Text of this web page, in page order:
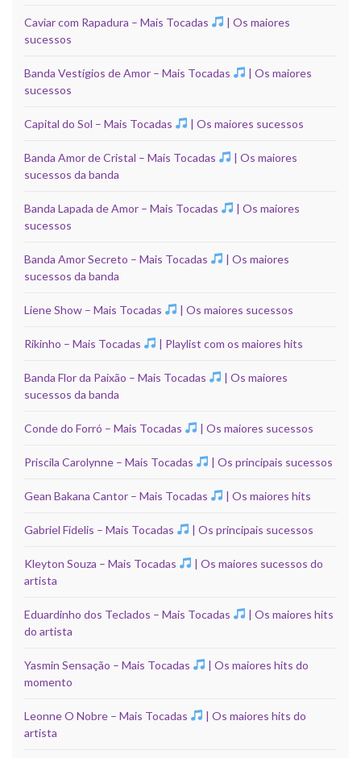
Caviar com Rapadura – Mais Tocadas
| Os maiores
sucessos
Banda Vestígios de Amor – Mais Tocadas
| Os maiores
sucessos
Capital do Sol – Mais Tocadas | Os maiores sucessos
Banda Amor de Cristal – Mais Tocadas
| Os maiores
sucessos da banda
Banda Lapada de Amor – Mais Tocadas
| Os maiores
sucessos
Banda Amor Secreto – Mais Tocadas
| Os maiores
sucessos da banda
Liene Show – Mais Tocadas | Os maiores sucessos
Rikinho – Mais Tocadas | Playlist com os maiores hits
Banda Flor da Paixão – Mais Tocadas
| Os maiores
sucessos da banda
Conde do Forró – Mais Tocadas | Os maiores sucessos
Priscila Carolynne – Mais Tocadas | Os principais sucessos
Gean Bakana Cantor – Mais Tocadas | Os maiores hits
Gabriel Fidelis – Mais Tocadas | Os principais sucessos
Kleyton Souza – Mais Tocadas
| Os maiores sucessos do
artista
Eduardinho dos Teclados – Mais Tocadas
| Os maiores hits
do artista
Yasmin Sensação – Mais Tocadas
| Os maiores hits do
momento
Leonne O Nobre – Mais Tocadas
| Os maiores hits do
artista